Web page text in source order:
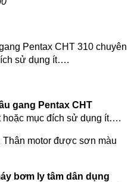
Pentax CHT 310 chuyên
sử dụng ít….
gang Pentax CHT
hoặc mục đích sử dụng ít….
Thân motor được sơn màu
bơm ly tâm dân dụng